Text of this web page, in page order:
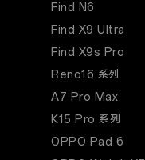
Find N6
Find X9 Ultra
Find X9s Pro
Reno16 系列
A7 Pro Max
K15 Pro 系列
OPPO Pad 6